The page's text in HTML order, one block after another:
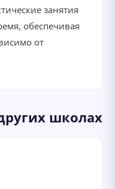
занятия
обеспечивая
от
школах